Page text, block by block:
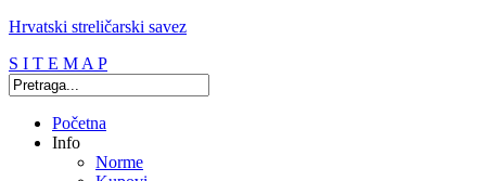
Hrvatski streličarski savez
S I T E M A P
Početna
Info
Norme